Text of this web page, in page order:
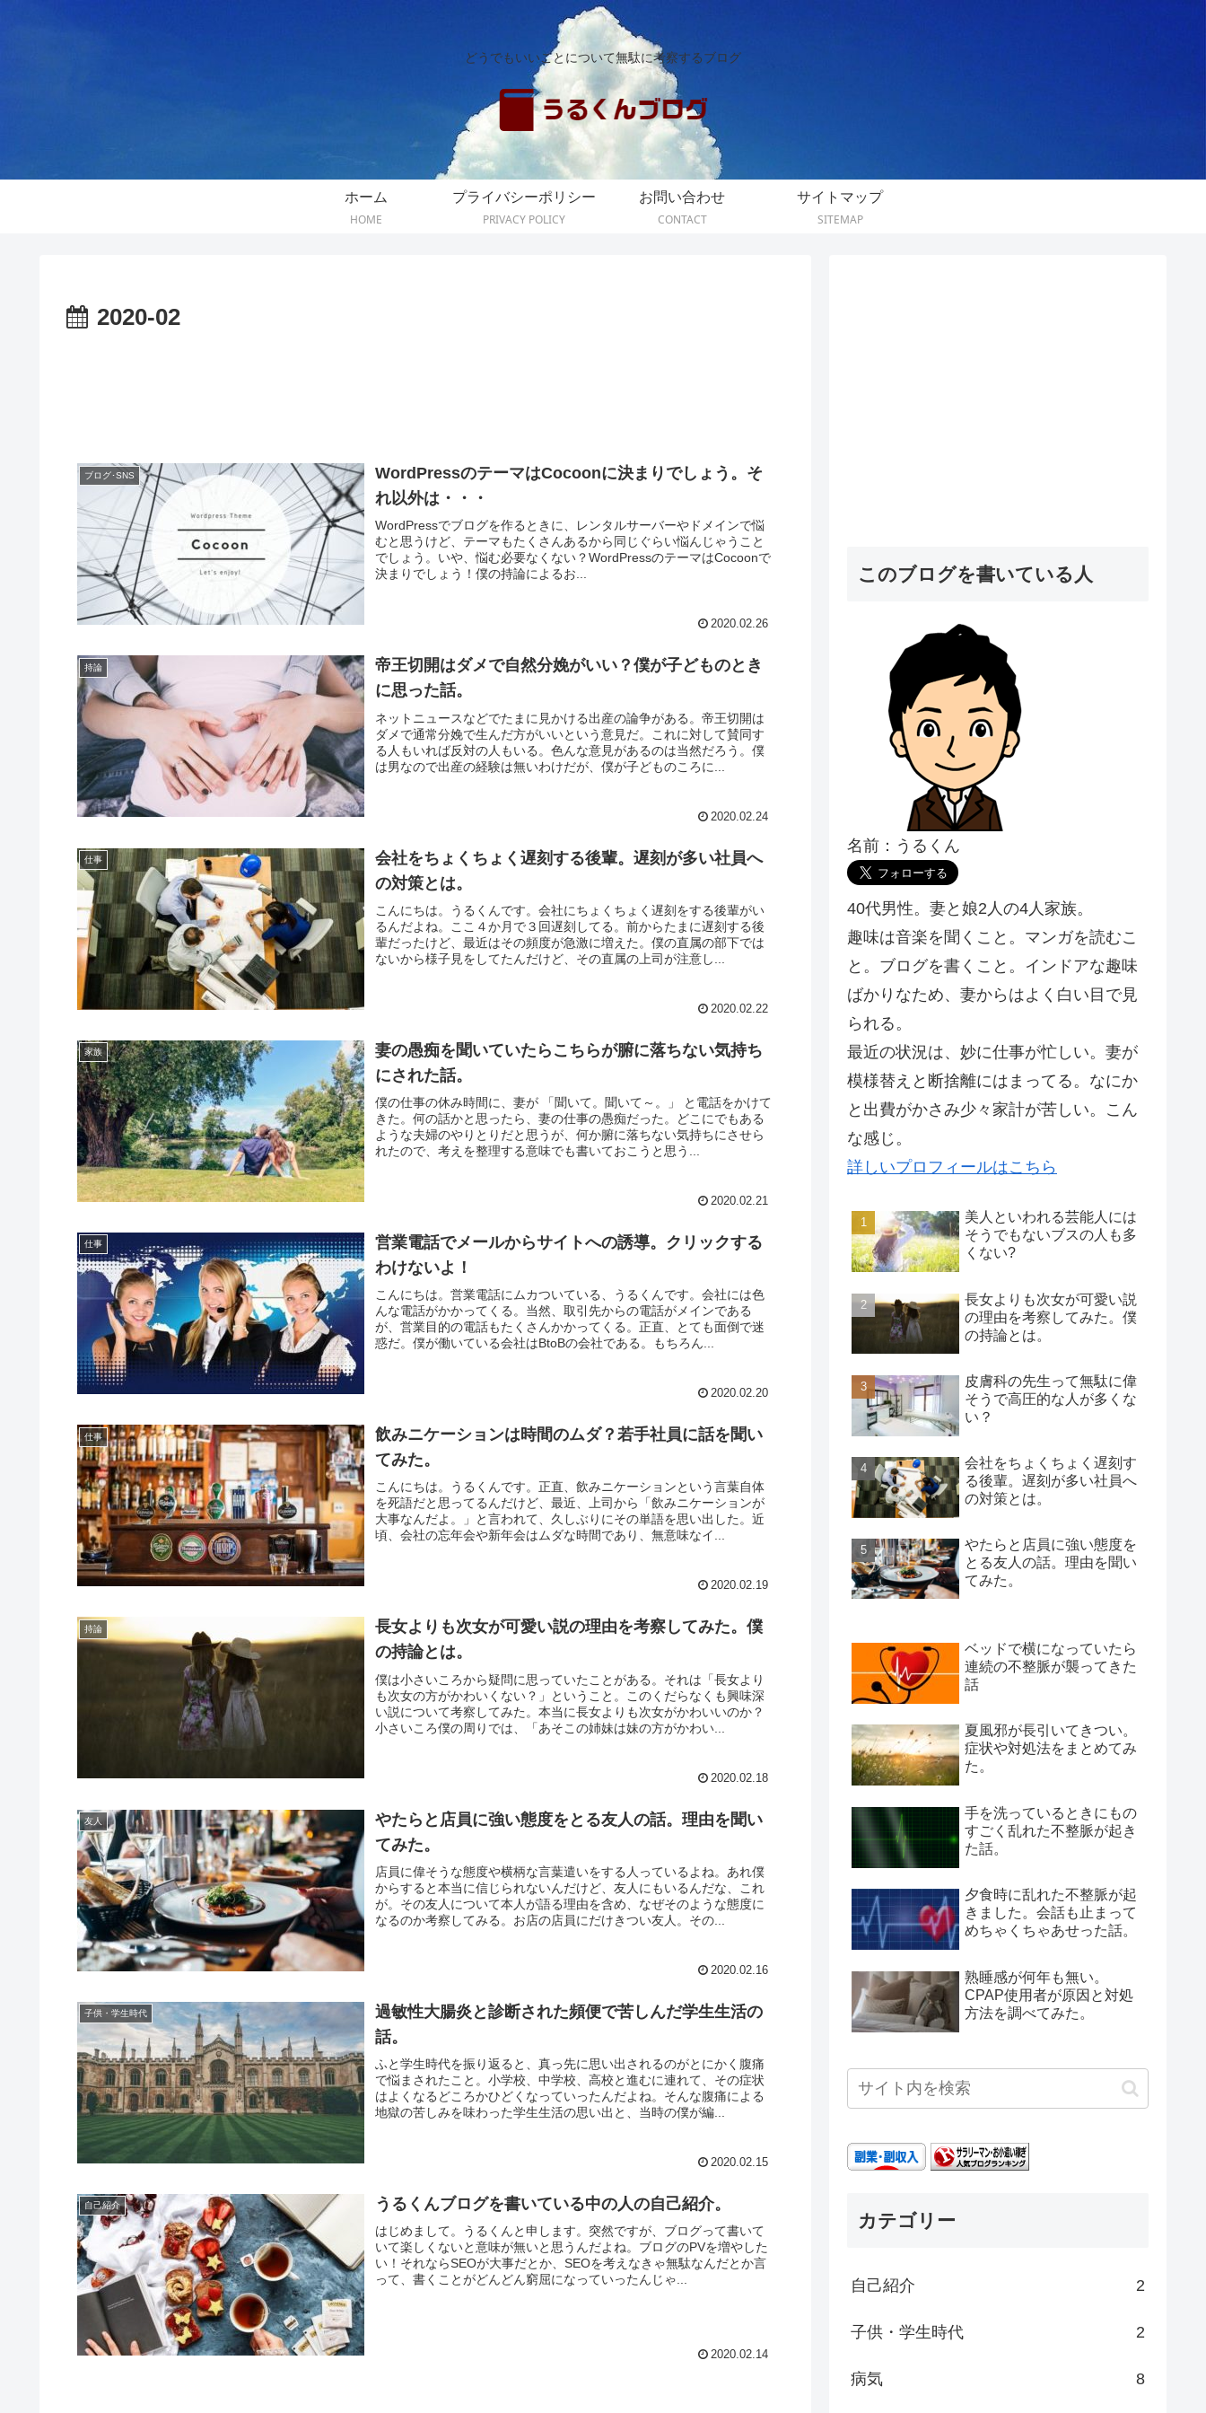
どうでもいいことについて無駄に考察するブログ
ホーム
HOME
プライバシーポリシー
PRIVACY POLICY
お問い合わせ
CONTACT
サイトマップ
SITEMAP
2020-02
ブログ･SNS
WordPressのテーマはCocoonに決まりでしょう。そ
れ以外は・・・
WordPressでブログを作るときに、レンタルサーバーやドメインで悩
むと思うけど、テーマもたくさんあるから同じぐらい悩んじゃうこと
でしょう。いや、悩む必要なくない？WordPressのテーマはCocoonで
決まりでしょう！僕の持論によるお...
2020.02.26
持論
帝王切開はダメで自然分娩がいい？僕が子どものとき
に思った話。
ネットニュースなどでたまに見かける出産の論争がある。帝王切開は
ダメで通常分娩で生んだ方がいいという意見だ。これに対して賛同す
る人もいれば反対の人もいる。色んな意見があるのは当然だろう。僕
は男なので出産の経験は無いわけだが、僕が子どものころに...
2020.02.24
仕事
会社をちょくちょく遅刻する後輩。遅刻が多い社員へ
の対策とは。
こんにちは。うるくんです。会社にちょくちょく遅刻をする後輩がい
るんだよね。ここ４か月で３回遅刻してる。前からたまに遅刻する後
輩だったけど、最近はその頻度が急激に増えた。僕の直属の部下では
ないから様子見をしてたんだけど、その直属の上司が注意し...
2020.02.22
家族
妻の愚痴を聞いていたらこちらが腑に落ちない気持ち
にされた話。
僕の仕事の休み時間に、妻が 「聞いて。聞いて～。」 と電話をかけて
きた。何の話かと思ったら、妻の仕事の愚痴だった。どこにでもある
ような夫婦のやりとりだと思うが、何か腑に落ちない気持ちにさせら
れたので、考えを整理する意味でも書いておこうと思う...
2020.02.21
仕事
営業電話でメールからサイトへの誘導。クリックする
わけないよ！
こんにちは。営業電話にムカついている、うるくんです。会社には色
んな電話がかかってくる。当然、取引先からの電話がメインである
が、営業目的の電話もたくさんかかってくる。正直、とても面倒で迷
惑だ。僕が働いている会社はBtoBの会社である。もちろん...
2020.02.20
仕事
飲みニケーションは時間のムダ？若手社員に話を聞い
てみた。
こんにちは。うるくんです。正直、飲みニケーションという言葉自体
を死語だと思ってるんだけど、最近、上司から「飲みニケーションが
大事なんだよ。」と言われて、久しぶりにその単語を思い出した。近
頃、会社の忘年会や新年会はムダな時間であり、無意味なイ...
2020.02.19
持論
長女よりも次女が可愛い説の理由を考察してみた。僕
の持論とは。
僕は小さいころから疑問に思っていたことがある。それは「長女より
も次女の方がかわいくない？」ということ。このくだらなくも興味深
い説について考察してみた。本当に長女よりも次女がかわいいのか？
小さいころ僕の周りでは、「あそこの姉妹は妹の方がかわい...
2020.02.18
友人
やたらと店員に強い態度をとる友人の話。理由を聞い
てみた。
店員に偉そうな態度や横柄な言葉遣いをする人っているよね。あれ僕
からすると本当に信じられないんだけど、友人にもいるんだな、これ
が。その友人について本人が語る理由を含め、なぜそのような態度に
なるのか考察してみる。お店の店員にだけきつい友人。その...
2020.02.16
子供・学生時代
過敏性大腸炎と診断された頻便で苦しんだ学生生活の
話。
ふと学生時代を振り返ると、真っ先に思い出されるのがとにかく腹痛
で悩まされたこと。小学校、中学校、高校と進むに連れて、その症状
はよくなるどころかひどくなっていったんだよね。そんな腹痛による
地獄の苦しみを味わった学生生活の思い出と、当時の僕が編...
2020.02.15
自己紹介 うるくんブログを書いている中の人の自己紹介。
はじめまして。うるくんと申します。突然ですが、ブログって書いて
いて楽しくないと意味が無いと思うんだよね。ブログのPVを増やした
い！それならSEOが大事だとか、SEOを考えなきゃ無駄なんだとか言
って、書くことがどんどん窮屈になっていったんじゃ...
2020.02.14
このブログを書いている人
名前：うるくん
40代男性。妻と娘2人の4人家族。
趣味は音楽を聞くこと。マンガを読むこ
と。ブログを書くこと。インドアな趣味
ばかりなため、妻からはよく白い目で見
られる。
最近の状況は、妙に仕事が忙しい。妻が
模様替えと断捨離にはまってる。なにか
と出費がかさみ少々家計が苦しい。こん
な感じ。
詳しいプロフィールはこちら
美人といわれる芸能人には
そうでもないブスの人も多
くない?
長女よりも次女が可愛い説
の理由を考察してみた。僕
の持論とは。
皮膚科の先生って無駄に偉
そうで高圧的な人が多くな
い？
会社をちょくちょく遅刻す
る後輩。遅刻が多い社員へ
の対策とは。
やたらと店員に強い態度を
とる友人の話。理由を聞い
てみた。
ベッドで横になっていたら
連続の不整脈が襲ってきた
話
夏風邪が長引いてきつい。
症状や対処法をまとめてみ
た。
手を洗っているときにもの
すごく乱れた不整脈が起き
た話。
夕食時に乱れた不整脈が起
きました。会話も止まって
めちゃくちゃあせった話。
熟睡感が何年も無い。
CPAP使用者が原因と対処
方法を調べてみた。
カテゴリー
自己紹介 2
子供・学生時代 2
病気 8